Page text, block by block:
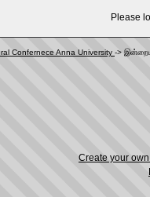
Please
Confernece Anna University ->
Create your